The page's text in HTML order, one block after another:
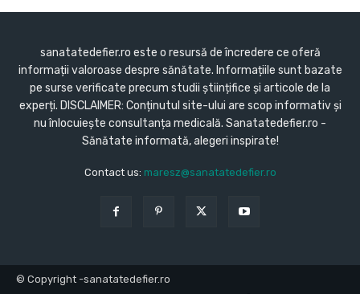
sanatatedefier.ro este o resursă de încredere ce oferă
informații valoroase despre sănătate. Informațiile sunt bazate
pe surse verificate precum studii științifice și articole de la
experți. DISCLAIMER: Conținutul site-ului are scop informativ și
nu înlocuiește consultanța medicală. Sanatatedefier.ro -
Sănătate informată, alegeri inspirate!
Contact us: maresz@sanatatedefier.ro
© Copyright -sanatatedefier.ro